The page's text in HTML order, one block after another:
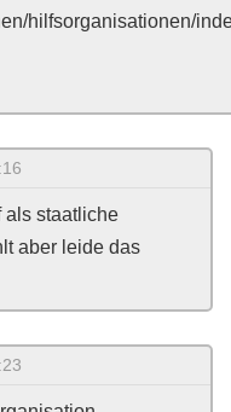
hilfsorganisationen/
als staatliche
aber leide das